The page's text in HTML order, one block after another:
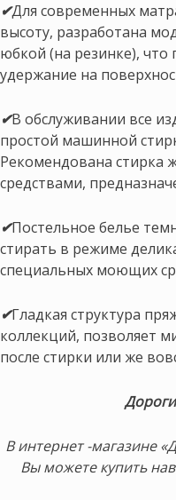
✔Для современных
высоту, разработана
юбкой (на резинке),
удержание на
✔В обслуживании все
простой машинной
Рекомендована
средствами,
✔Постельное белье
стирать в режиме
специальных моющих
✔Гладкая структура
коллекций, позволяет
после стирки или же
В интернет -магазине
Вы можете купить